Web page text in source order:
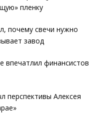
пленку
почему свечи нужно
завод
впечатлил финансистов
перспективы Алексея